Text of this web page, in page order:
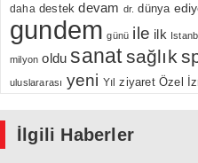
daha destek devam dr. dünya
gundem günü ile ilk
milyon oldu sanatsağlık
uluslararası yeni Yıl ziyaret Özel
İlgili Haberler